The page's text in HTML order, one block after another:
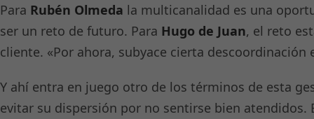
Para Rubén Olmeda la multicanalidad es una
ser un reto de futuro. Para Hugo de Juan, el reto
cliente. «Por ahora, subyace cierta
Y ahí entra en juego otro de los términos de esta
evitar su dispersión por no sentirse bien